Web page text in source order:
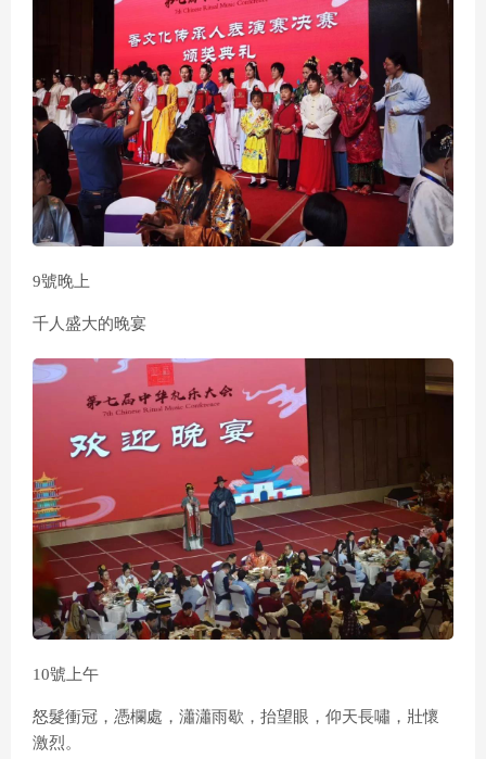
9號晚上
千人盛大的晚宴
10號上午
怒髮衝冠，憑欄處，瀟瀟雨歇，抬望眼，仰天長嘯，壯懷
激烈。